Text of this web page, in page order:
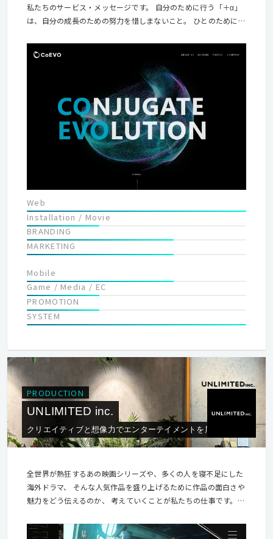
私たちのサービス・メッセージです。 自分のために行う「＋α」
は、自分の成長のための努力を惜しまないこと。 ひとのために行
ング・ハイ・ワークスがより有益な「社会の＋α」になること。
日々、一歩一歩を踏みしめるように、自分たちも成長していきた
い。 社会に貢献していく私たちの強い意志をロゴマークにこめて
表現しています。
Web
Installation / Movie
BRANDING
MARKETING
Mobile
Game / Media / EC
PROMOTION
SYSTEM
PRODUCTION
UNLIMITED inc.
クリエイティブと想像力でエンターテイメントを届けます。
全世界が熱狂するあの映画シリーズや、多くの人を寝不足にした
海外ドラマ、 そんな人気作品を盛り上げるために作品の面白さや
魅力をどう伝えるのか、 考えていくことが私たちの仕事です。
醐味が、 当社の仕事にはあふれています。 どんな時代でも、そ